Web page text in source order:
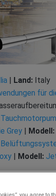
| Land: Italy
für
Grey | Modell:
| Modell:
you agree to